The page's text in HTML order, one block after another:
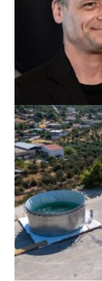
ΡΕΠΟΡΤΑΖ | 07/08/2026 ·
Ο Δούκας για έργα,
μάχη των
μου να κατέβει ο